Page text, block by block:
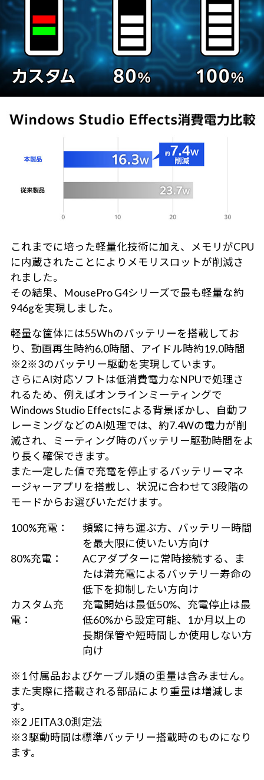
これまでに培った軽量化技術に加え、メモリがCPU
に内蔵されたことによりメモリスロットが削減さ
れました。
その結果、MousePro G4シリーズで最も軽量な約
946gを実現しました。
軽量な筐体には55Whのバッテリーを搭載してお
り、動画再生時約6.0時間、アイドル時約19.0時間
※2※3のバッテリー駆動を実現しています。
さらにAI対応ソフトは低消費電力なNPUで処理さ
れるため、例えばオンラインミーティングで
Windows Studio Effectsによる背景ぼかし、自動フ
レーミングなどのAI処理では、約7.4Wの電力が削
減され、ミーティング時のバッテリー駆動時間をよ
り長く確保できます。
また一定した値で充電を停止するバッテリーマネ
ージャーアプリを搭載し、状況に合わせて3段階の
モードからお選びいただけます。
100%充電：
頻繁に持ち運ぶ方、バッテリー時間
を最大限に使いたい方向け
80%充電：
ACアダプターに常時接続する、ま
たは満充電によるバッテリー寿命の
低下を抑制したい方向け
カスタム充
電：
充電開始は最低50%、充電停止は最
低60%から設定可能、1か月以上の
長期保管や短時間しか使用しない方
向け
※1 付属品およびケーブル類の重量は含みません。
また実際に搭載される部品により重量は増減しま
す。
※2 JEITA3.0測定法
※3 駆動時間は標準バッテリー搭載時のものになり
ます。